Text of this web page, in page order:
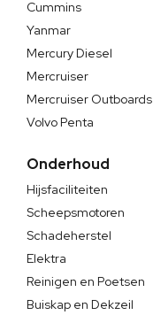
Cummins
Yanmar
Mercury Diesel
Mercruiser
Mercruiser Outboards
Volvo Penta
Onderhoud
Hijsfaciliteiten
Scheepsmotoren
Schadeherstel
Elektra
Reinigen en Poetsen
Buiskap en Dekzeil